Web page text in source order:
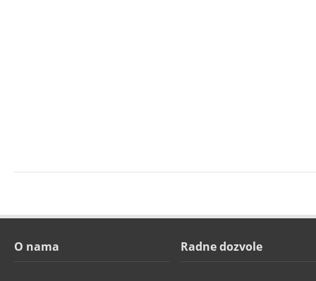
O nama Radne dozvole